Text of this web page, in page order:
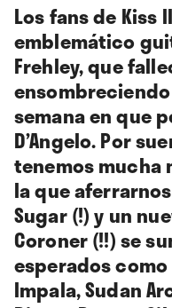
Los fans de Kiss
emblemático
Frehley, que
semana en que
D’Angelo. Por
tenemos mucha
la que
Sugar (!) y un
Coroner (!!) se
esperados como
Impala, Sudan